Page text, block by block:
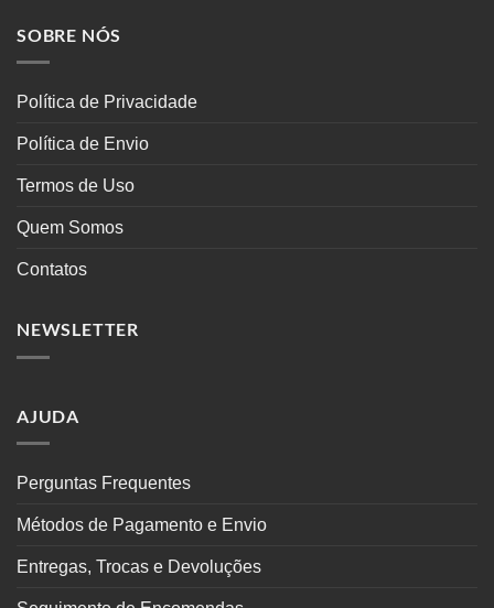
SOBRE NÓS
Política de Privacidade
Política de Envio
Termos de Uso
Quem Somos
Contatos
NEWSLETTER
AJUDA
Perguntas Frequentes
Métodos de Pagamento e Envio
Entregas, Trocas e Devoluções